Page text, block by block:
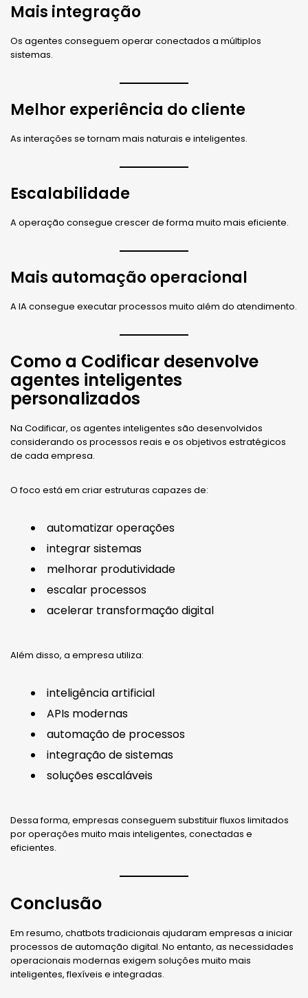
Mais integração
Os agentes conseguem operar conectados a múltiplos
sistemas.
Melhor experiência do cliente
As interações se tornam mais naturais e inteligentes.
Escalabilidade
A operação consegue crescer de forma muito mais eficiente.
Mais automação operacional
A IA consegue executar processos muito além do atendimento.
Como a Codificar desenvolve
agentes inteligentes
personalizados
Na Codificar, os agentes inteligentes são desenvolvidos
considerando os processos reais e os objetivos estratégicos
de cada empresa.
O foco está em criar estruturas capazes de:
automatizar operações
integrar sistemas
melhorar produtividade
escalar processos
acelerar transformação digital
Além disso, a empresa utiliza:
inteligência artificial
APIs modernas
automação de processos
integração de sistemas
soluções escaláveis
Dessa forma, empresas conseguem substituir fluxos limitados
por operações muito mais inteligentes, conectadas e
eficientes.
Conclusão
Em resumo, chatbots tradicionais ajudaram empresas a iniciar
processos de automação digital. No entanto, as necessidades
operacionais modernas exigem soluções muito mais
inteligentes, flexíveis e integradas.